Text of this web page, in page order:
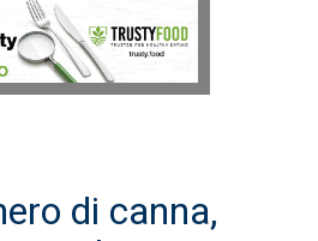
Salvagente
di canna,